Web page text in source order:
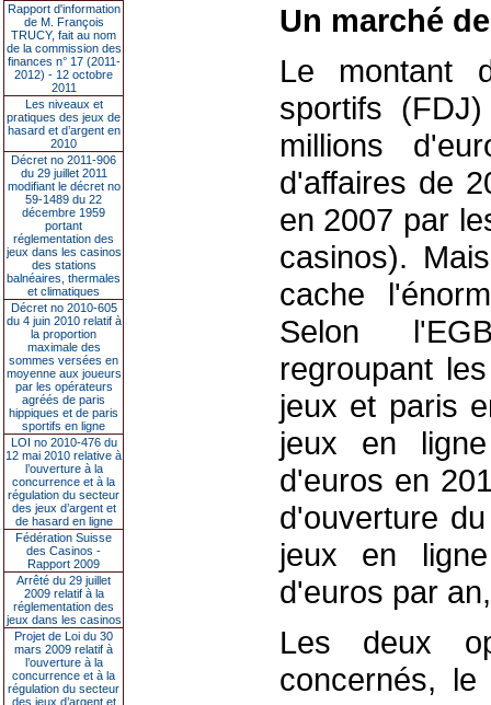
Rapport d'information
de M. François
TRUCY, fait au nom
de la commission des
finances n° 17 (2011-
2012) - 12 octobre
2011
Les niveaux et
pratiques des jeux de
hasard et d’argent en
2010
Décret no 2011-906
du 29 juillet 2011
modifiant le décret no
59-1489 du 22
décembre 1959
portant
réglementation des
jeux dans les casinos
des stations
balnéaires, thermales
et climatiques
Décret no 2010-605
du 4 juin 2010 relatif à
la proportion
maximale des
sommes versées en
moyenne aux joueurs
par les opérateurs
agréés de paris
hippiques et de paris
sportifs en ligne
LOI no 2010-476 du
12 mai 2010 relative à
l’ouverture à la
concurrence et à la
régulation du secteur
des jeux d’argent et
de hasard en ligne
Fédération Suisse
des Casinos -
Rapport 2009
Arrêté du 29 juillet
2009 relatif à la
réglementation des
jeux dans les casinos
Projet de Loi du 30
mars 2009 relatif à
l’ouverture à la
concurrence et à la
régulation du secteur
des jeux d’argent et
Un marché
Le montant
sportifs
millions
d'affaires de
en 2007 par
casinos).
cache
Selon
regroupant
jeux et paris
jeux en
d'euros en
d'ouverture
jeux en
d'euros par
Les deux
concernés,